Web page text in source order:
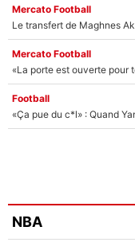
Mercato Football
Mercato Football
Football
NBA